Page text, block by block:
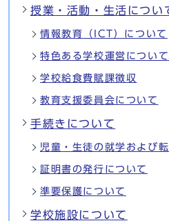
授業・活動・生活につい
情報教育（ICT）について
特色ある学校運営について
学校給食費賦課徴収
教育支援委員会について
手続きについて
児童・生徒の就学および
証明書の発行について
準要保護について
学校施設について